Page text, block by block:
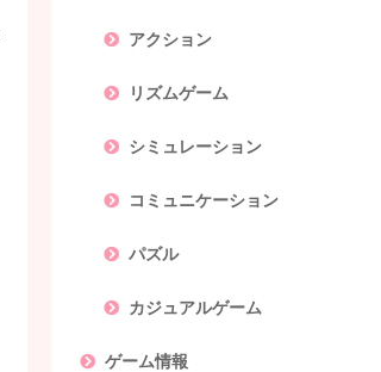
アクション
リズムゲーム
シミュレーション
コミュニケーション
パズル
カジュアルゲーム
ゲーム情報